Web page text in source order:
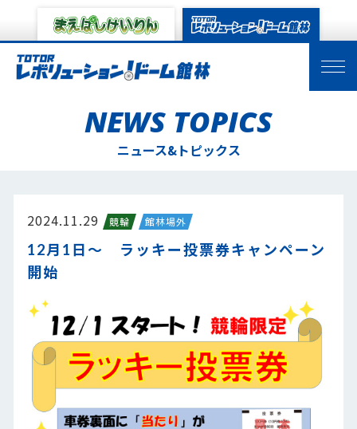
NEWS TOPICS
ニュース&トピックス
2024.11.29 競輪 館林場外
12月1日～ ラッキー投票券キャンペーン
開始